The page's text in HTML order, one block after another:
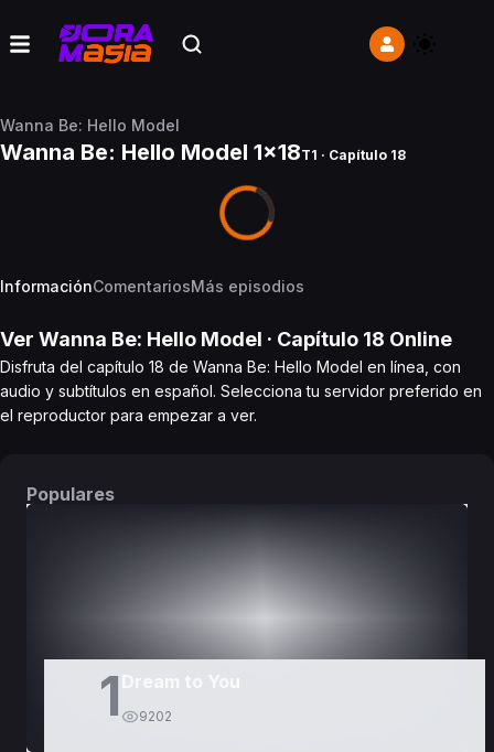
Wanna Be: Hello Model
Wanna Be: Hello Model 1x18T1 · Capítulo 18
InformaciónComentariosMás episodios
Ver Wanna Be: Hello Model · Capítulo 18 Online
Disfruta del capítulo 18 de Wanna Be: Hello Model en línea, con
audio y subtítulos en español. Selecciona tu servidor preferido en
el reproductor para empezar a ver.
Populares
1 9202